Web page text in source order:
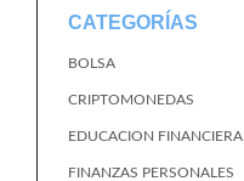
CATEGORÍAS
BOLSA
CRIPTOMONEDAS
EDUCACION FINANCIERA
FINANZAS PERSONALES